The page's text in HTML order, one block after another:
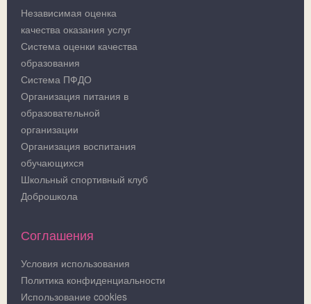
Независимая оценка
качества оказания услуг
Система оценки качества
образования
Система ПФДО
Организация питания в
образовательной
организации
Организация воспитания
обучающихся
Школьный спортивный клуб
Доброшкола
Соглашения
Условия использования
Политика конфиденциальности
Использование cookies